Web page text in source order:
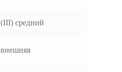
(III) средний
внешняя